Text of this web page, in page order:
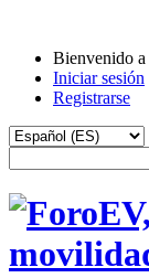
Bienvenido a
Iniciar sesión
Registrarse